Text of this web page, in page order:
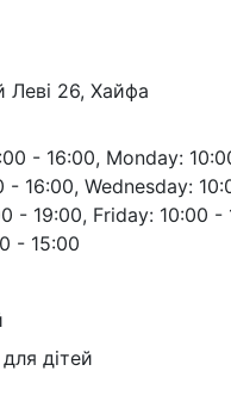
Леві 26, Хайфа
- 16:00, Monday:
- 16:00, Wednesday:
- 19:00, Friday: 10:00 -
- 15:00
дітей